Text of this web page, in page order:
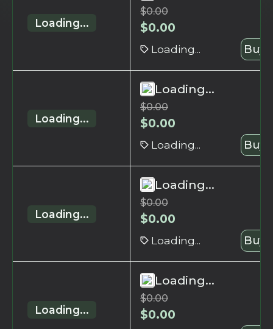
Loading...
$0.00
$0.00
Loading... Buy
Loading...
Loading...
$0.00
$0.00
Loading... Buy
Loading...
Loading...
$0.00
$0.00
Loading... Buy
Loading...
Loading...
$0.00
$0.00